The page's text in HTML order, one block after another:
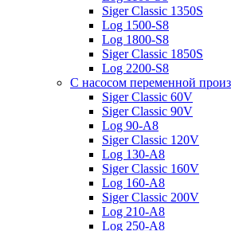
Siger Classic 1350S
Log 1500-S8
Log 1800-S8
Siger Classic 1850S
Log 2200-S8
С насосом переменной
Siger Classic 60V
Siger Classic 90V
Log 90-A8
Siger Classic 120V
Log 130-A8
Siger Classic 160V
Log 160-A8
Siger Classic 200V
Log 210-A8
Log 250-A8